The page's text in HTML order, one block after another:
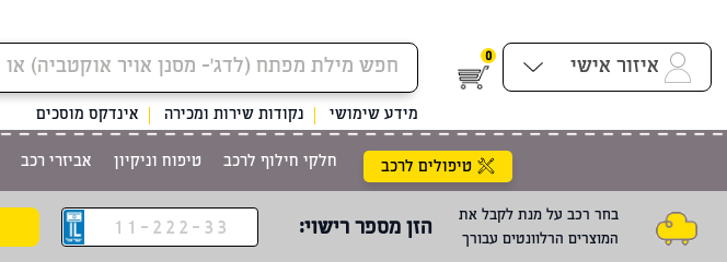
איזור אישי 0
מידע שימושי נקודות שירות ומכירה אינדקס מוסכים
טיפולים לרכב חלקי חילוף לרכב טיפוח וניקיון אביזרי רכב
קטגוריית
בחר רכב על מנת לקבל את
המוצרים הרלוונטים עבורך
הזן מספר רישוי: